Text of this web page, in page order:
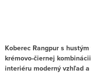
Koberec Rangpur s hustým
krémovo-čiernej
interiéru moderný vzhľad a